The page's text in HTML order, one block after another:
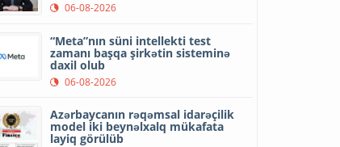
06-08-2026
“Meta”nın süni intellekti test
zamanı başqa şirkətin sisteminə
daxil olub
06-08-2026
Azərbaycanın rəqəmsal idarəçilik
model iki beynəlxalq mükafata
layiq görülüb